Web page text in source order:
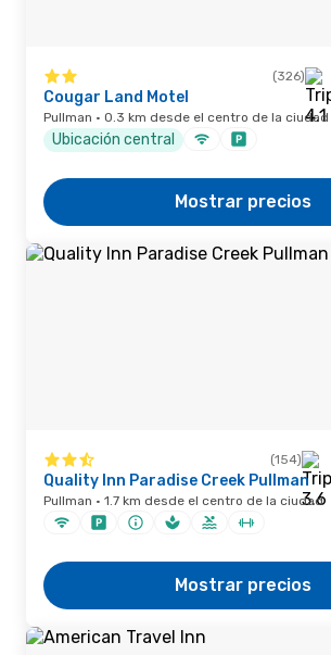
(326)
Cougar Land Motel
Pullman · 0.3 km desde el centro de la ciudad
Ubicación central
Mostrar precios
(154)
Quality Inn Paradise Creek Pullman
Pullman · 1.7 km desde el centro de la ciudad
Mostrar precios